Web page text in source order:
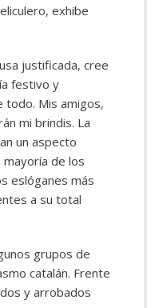
exhibe
justificada, cree
festivo y
todo. Mis amigos,
mi brindis. La
un aspecto
de los
eslóganes más
a su total
grupos de
catalán. Frente
y arrobados